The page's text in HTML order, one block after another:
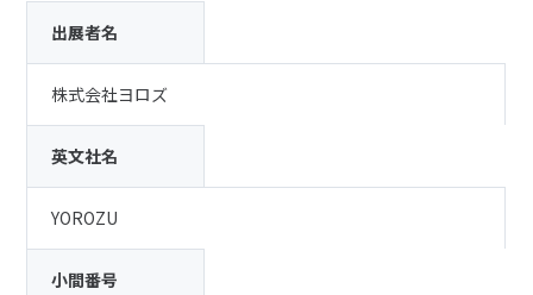
出展者名
株式会社ヨロズ
英文社名
YOROZU
小間番号